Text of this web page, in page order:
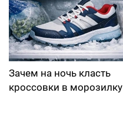
Зачем на ночь класть
кроссовки в морозилку